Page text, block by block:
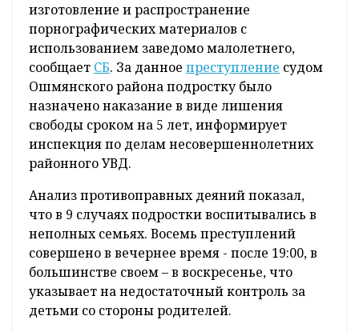
изготовление и распространение
порнографических материалов с
использованием заведомо малолетнего,
сообщает СБ. За данное преступление судом
Ошмянского района подростку было
назначено наказание в виде лишения
свободы сроком на 5 лет, информирует
инспекция по делам несовершеннолетних
районного УВД.
Анализ противоправных деяний показал,
что в 9 случаях подростки воспитывались в
неполных семьях. Восемь преступлений
совершено в вечернее время - после 19:00, в
большинстве своем – в воскресенье, что
указывает на недостаточный контроль за
детьми со стороны родителей.